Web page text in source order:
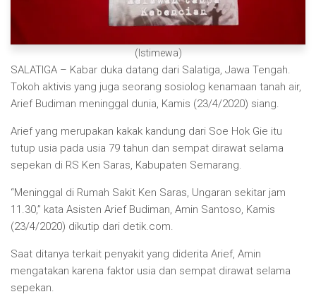
(Istimewa)
SALATIGA – Kabar duka datang dari Salatiga, Jawa Tengah.
Tokoh aktivis yang juga seorang sosiolog kenamaan tanah air,
Arief Budiman meninggal dunia, Kamis (23/4/2020) siang.
Arief yang merupakan kakak kandung dari Soe Hok Gie itu
tutup usia pada usia 79 tahun dan sempat dirawat selama
sepekan di RS Ken Saras, Kabupaten Semarang.
“Meninggal di Rumah Sakit Ken Saras, Ungaran sekitar jam
11.30,” kata Asisten Arief Budiman, Amin Santoso, Kamis
(23/4/2020) dikutip dari detik.com.
Saat ditanya terkait penyakit yang diderita Arief, Amin
mengatakan karena faktor usia dan sempat dirawat selama
sepekan.